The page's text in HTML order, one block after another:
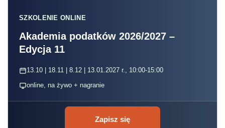
SZKOLENIE ONLINE
Akademia podatków 2026/2027 –
Edycja 11
13.10 | 18.11 | 8.12 | 13.01.2027 r., 10:00-15:00
online, na żywo + nagranie
Zapisz się